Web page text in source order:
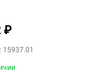
₽
15937.01